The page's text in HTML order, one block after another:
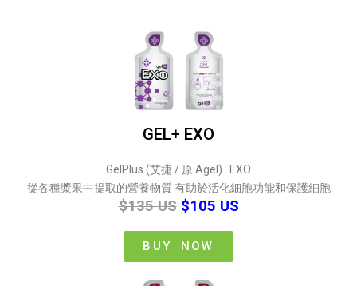
GEL+ EXO
GelPlus (艾捷 / 原 Agel) : EXO
從各種漿果中提取的營養物質有助於活化細胞功能和保護細胞
$135 US $105 US
BUY NOW